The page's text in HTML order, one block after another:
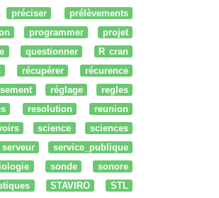
préciser
prélèvements
programmer
projet
questionner
R cran
récupérer
récurence
réglage
regles
resolution
reunion
science
sciences
serveur
service_publique
sonde
sonore
STAVIRO
STL